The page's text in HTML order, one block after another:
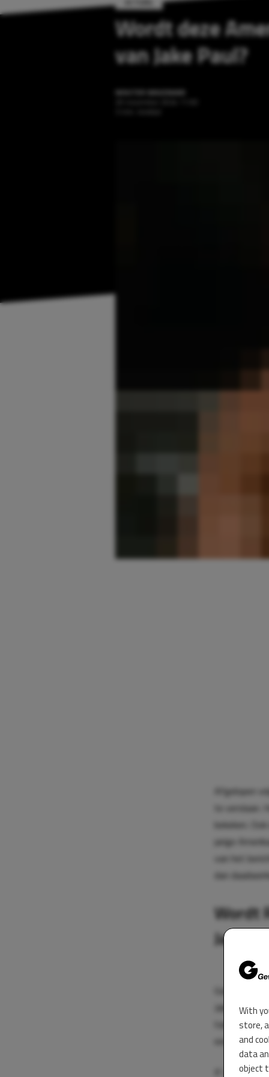
With
store,
and
data
object
Wordt deze
van Jake Paul?
WOUTER WAGENAAR
Afgelopen
te
bekeken.
jarige
van het
dan
Wordt
Jake
Garcia
Jake hier
tweet en
een 26-
If Jake Paul